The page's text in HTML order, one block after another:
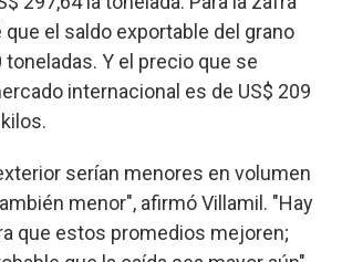
el saldo exportable del grano
toneladas. Y el precio que se
internacional es de US$ 209
serían menores en volumen
menor", afirmó Villamil. "Hay
que estos promedios mejoren;